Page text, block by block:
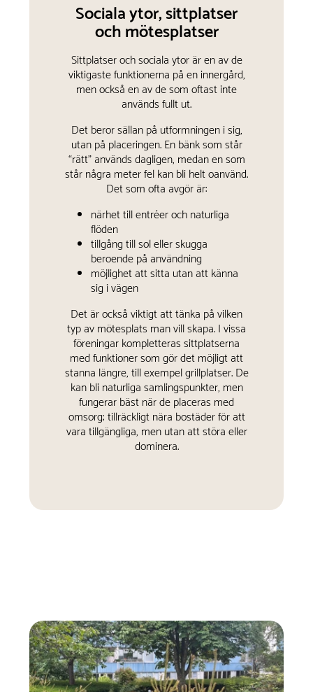
Sociala ytor, sittplatser
och mötesplatser
Sittplatser och sociala ytor är en av de
viktigaste funktionerna på en innergård,
men också en av de som oftast inte
används fullt ut.
Det beror sällan på utformningen i sig,
utan på placeringen. En bänk som står
“rätt” används dagligen, medan en som
står några meter fel kan bli helt oanvänd.
Det som ofta avgör är:
närhet till entréer och naturliga
flöden
tillgång till sol eller skugga
beroende på användning
möjlighet att sitta utan att känna
sig i vägen
Det är också viktigt att tänka på vilken
typ av mötesplats man vill skapa. I vissa
föreningar kompletteras sittplatserna
med funktioner som gör det möjligt att
stanna längre, till exempel grillplatser. De
kan bli naturliga samlingspunkter, men
fungerar bäst när de placeras med
omsorg; tillräckligt nära bostäder för att
vara tillgängliga, men utan att störa eller
dominera.